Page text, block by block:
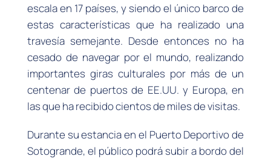
escala en 17 países, y siendo el único barco de
estas características que ha realizado una
travesía semejante. Desde entonces no ha
cesado de navegar por el mundo, realizando
importantes giras culturales por más de un
centenar de puertos de EE.UU. y Europa, en
las que ha recibido cientos de miles de visitas.
Durante su estancia en el Puerto Deportivo de
Sotogrande, el público podrá subir a bordo del